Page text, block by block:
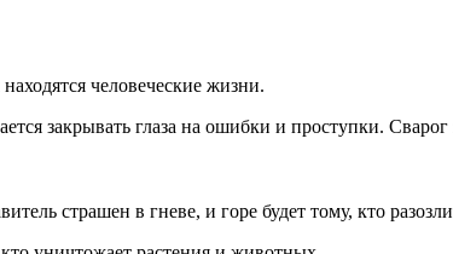
человеческие жизни.
закрывать глаза на ошибки и проступки. Сварог
страшен в гневе, и горе будет тому, кто